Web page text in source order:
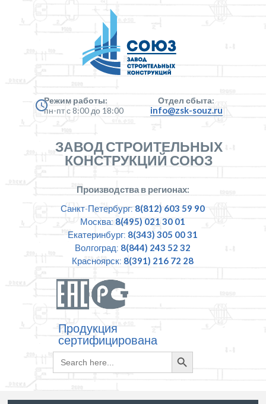
Режим работы:
пн-пт с 8:00 до 18:00
Отдел сбыта:
info@zsk-souz.ru
ЗАВОД СТРОИТЕЛЬНЫХ
КОНСТРУКЦИЙ СОЮЗ
Производства в регионах:
Санкт-Петербург: 8(812) 603 59 90
Москва: 8(495) 021 30 01
Екатеринбург: 8(343) 305 00 31
Волгоград: 8(844) 243 52 32
Красноярск: 8(391) 216 72 28
Продукция
сертифицирована
Search
for:
Search
Button